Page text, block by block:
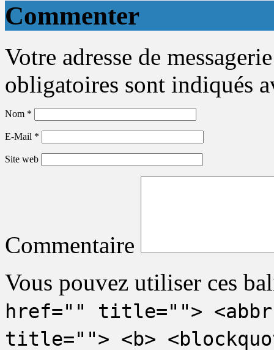
Commenter
Votre adresse de
obligatoires sont indiqués
Nom *
E-Mail *
Site web
Commentaire
Vous pouvez utiliser ces
href="" title="">
title=""> <b>